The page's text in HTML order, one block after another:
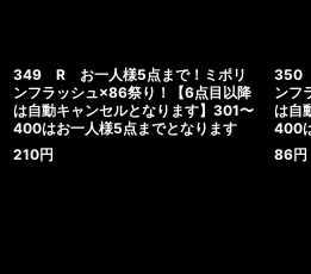
349 R お一人様5点まで！ミポリ
ンフラッシュ×86祭り！【6点目以降
は自動キャンセルとなります】301〜
400はお一人様5点までとなります
210円
350
ンフ
は自
400
86円